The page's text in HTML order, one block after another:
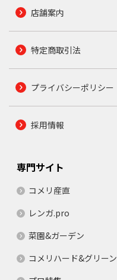
店舗案内
特定商取引法
プライバシーポリシー
採用情報
専門サイト
コメリ産直
レンガ.pro
菜園&ガーデン
コメリハード&グリーン